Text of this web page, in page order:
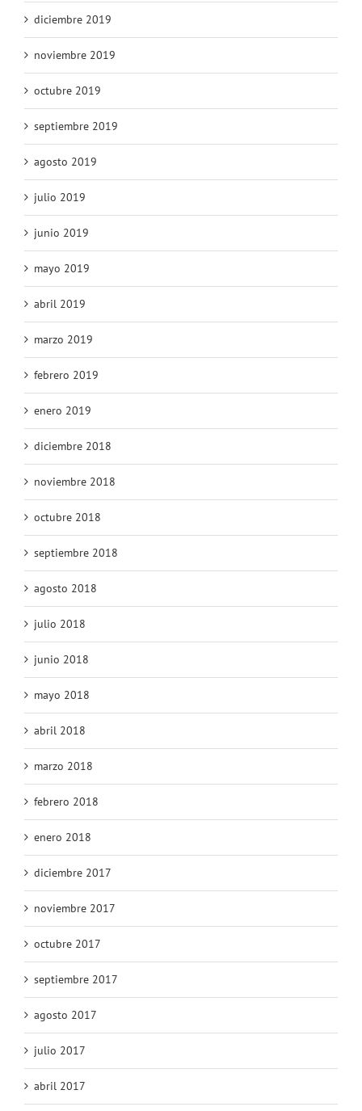
diciembre 2019
noviembre 2019
octubre 2019
septiembre 2019
agosto 2019
julio 2019
junio 2019
mayo 2019
abril 2019
marzo 2019
febrero 2019
enero 2019
diciembre 2018
noviembre 2018
octubre 2018
septiembre 2018
agosto 2018
julio 2018
junio 2018
mayo 2018
abril 2018
marzo 2018
febrero 2018
enero 2018
diciembre 2017
noviembre 2017
octubre 2017
septiembre 2017
agosto 2017
julio 2017
abril 2017